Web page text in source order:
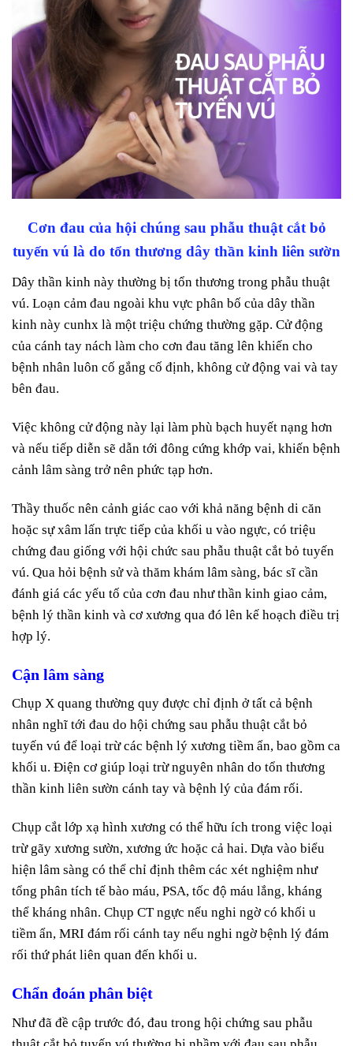
Cơn đau của hội chúng sau phẫu thuật cắt bỏ
tuyến vú là do tổn thương dây thần kinh liên sườn
Dây thần kinh này thường bị tổn thương trong phẫu thuật
vú. Loạn cảm đau ngoài khu vực phân bố của dây thần
kinh này cunhx là một triệu chứng thường gặp. Cử động
của cánh tay nách làm cho cơn đau tăng lên khiến cho
bệnh nhân luôn cố gắng cố định, không cử động vai và tay
bên đau.
Việc không cử động này lại làm phù bạch huyết nạng hơn
và nếu tiếp diễn sẽ dẫn tới đông cứng khớp vai, khiến bệnh
cảnh lâm sàng trở nên phức tạp hơn.
Thầy thuốc nên cảnh giác cao với khả năng bệnh di căn
hoặc sự xâm lấn trực tiếp của khối u vào ngực, có triệu
chứng đau giống với hội chức sau phẫu thuật cắt bỏ tuyến
vú. Qua hỏi bệnh sử và thăm khám lâm sàng, bác sĩ cần
đánh giá các yếu tố của cơn đau như thần kinh giao cảm,
bệnh lý thần kinh và cơ xương qua đó lên kế hoạch điều trị
hợp lý.
Cận lâm sàng
Chụp X quang thường quy được chỉ định ở tất cả bệnh
nhân nghĩ tới đau do hội chứng sau phẫu thuật cắt bỏ
tuyến vú để loại trừ các bệnh lý xương tiềm ẩn, bao gồm ca
khối u. Điện cơ giúp loại trừ nguyên nhân do tổn thương
thần kinh liên sườn cánh tay và bệnh lý của đám rối.
Chụp cắt lớp xạ hình xương có thể hữu ích trong việc loại
trừ gãy xương sườn, xương ức hoặc cả hai. Dựa vào biểu
hiện lâm sàng có thể chỉ định thêm các xét nghiệm như
tổng phân tích tế bào máu, PSA, tốc độ máu lắng, kháng
thể kháng nhân. Chụp CT ngực nếu nghi ngờ có khối u
tiềm ẩn, MRI đám rối cánh tay nếu nghi ngờ bệnh lý đám
rối thứ phát liên quan đến khối u.
Chẩn đoán phân biệt
Như đã đề cập trước đó, đau trong hội chứng sau phẫu